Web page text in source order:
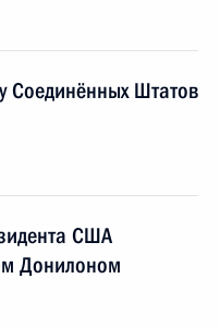
Соединённых Штатов
США
Донилоном